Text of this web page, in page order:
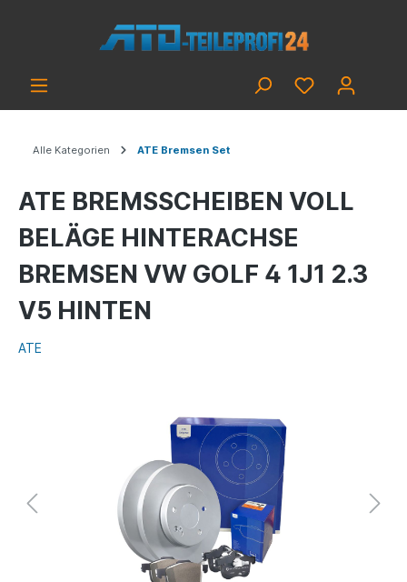
Alle Kategorien ATE Bremsen Set
ATE BREMSSCHEIBEN VOLL
BELÄGE HINTERACHSE
BREMSEN VW GOLF 4 1J1 2.3
V5 HINTEN
ATE